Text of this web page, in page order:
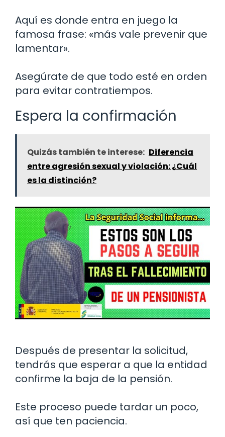
Aquí es donde entra en juego la
famosa frase: «más vale prevenir que
lamentar».
Asegúrate de que todo esté en orden
para evitar contratiempos.
Espera la confirmación
Quizás también te interese: Diferencia
entre agresión sexual y violación: ¿Cuál
es la distinción?
Después de presentar la solicitud,
tendrás que esperar a que la entidad
confirme la baja de la pensión.
Este proceso puede tardar un poco,
así que ten paciencia.